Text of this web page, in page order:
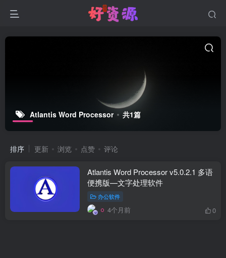
Atlantis Word Processor 共1篇
排序 更新 浏览 点赞 评论
Atlantis Word Processor v5.0.2.1 多语
便携版—文字处理软件
办公软件
4个月前 0